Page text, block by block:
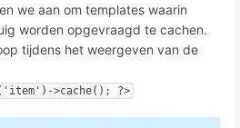
we aan om templates waarin
worden opgevraagd te cachen.
tijdens het weergeven van de
>cache(); ?>